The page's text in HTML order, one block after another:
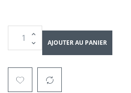
AJOUTER AU PANIER